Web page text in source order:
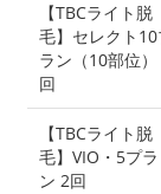
【TBCライト脱
毛】セレクト
ラン（10部位
回
【TBCライト脱
毛】VIO・5プラ
ン 2回